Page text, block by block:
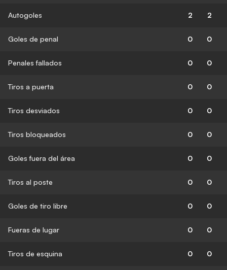
Autogoles 2 2
Goles de penal 0 0
Penales fallados 0 0
Tiros a puerta 0 0
Tiros desviados 0 0
Tiros bloqueados 0 0
Goles fuera del área 0 0
Tiros al poste 0 0
Goles de tiro libre 0 0
Fueras de lugar 0 0
Tiros de esquina 0 0